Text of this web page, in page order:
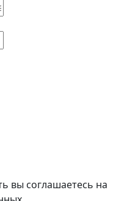
вы соглашаетесь на